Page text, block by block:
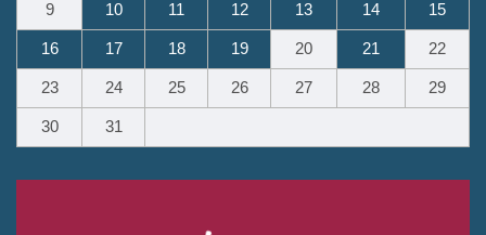
9 10 11 12 13 14 15
16 17 18 19 20 21 22
23 24 25 26 27 28 29
30 31